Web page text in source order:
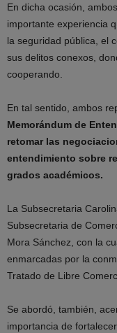
En dicha ocasión,
importante experiencia
la seguridad pública, el
sus delitos conexos,
cooperando.
En tal sentido, ambos
Memorándum de
retomar las
entendimiento sobre
grados académicos.
La Subsecretaria
Subsecretaria de
Mora Sánchez, con la
enmarcadas por la
Tratado de Libre
Se abordó, también,
importancia de